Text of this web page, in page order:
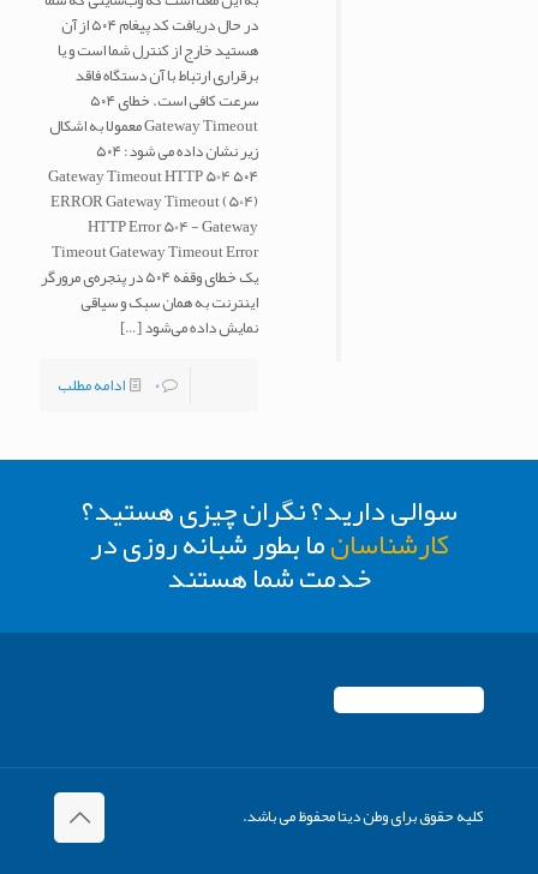
در حال دریافت کد پیغام ۵۰۴ از آن
هستید خارج از کنترل شما است و یا
برقراری ارتباط با آن دستگاه فاقد
سرعت کافی است. خطای ۵۰۴
Gateway Timeout معمولا به اشکال
زیر نشان داده می شود: ۵۰۴
Gateway Timeout HTTP 504 ۵۰۴
ERROR Gateway Timeout (504)
HTTP Error 504 - Gateway
Timeout Gateway Timeout Error
یک خطای وقفه ۵۰۴ در پنجره‌ی مرورگر
اینترنت به همان سبک و سیاقی
نمایش داده می‌شود[…]
0
ادامه مطلب
سوالی دارید؟ نگران چیزی هستید؟
کارشناسانما بطور شبانه روزی در
خدمت شما هستند
کلیه حقوق برای وطن دیتا محفوظ می باشد.